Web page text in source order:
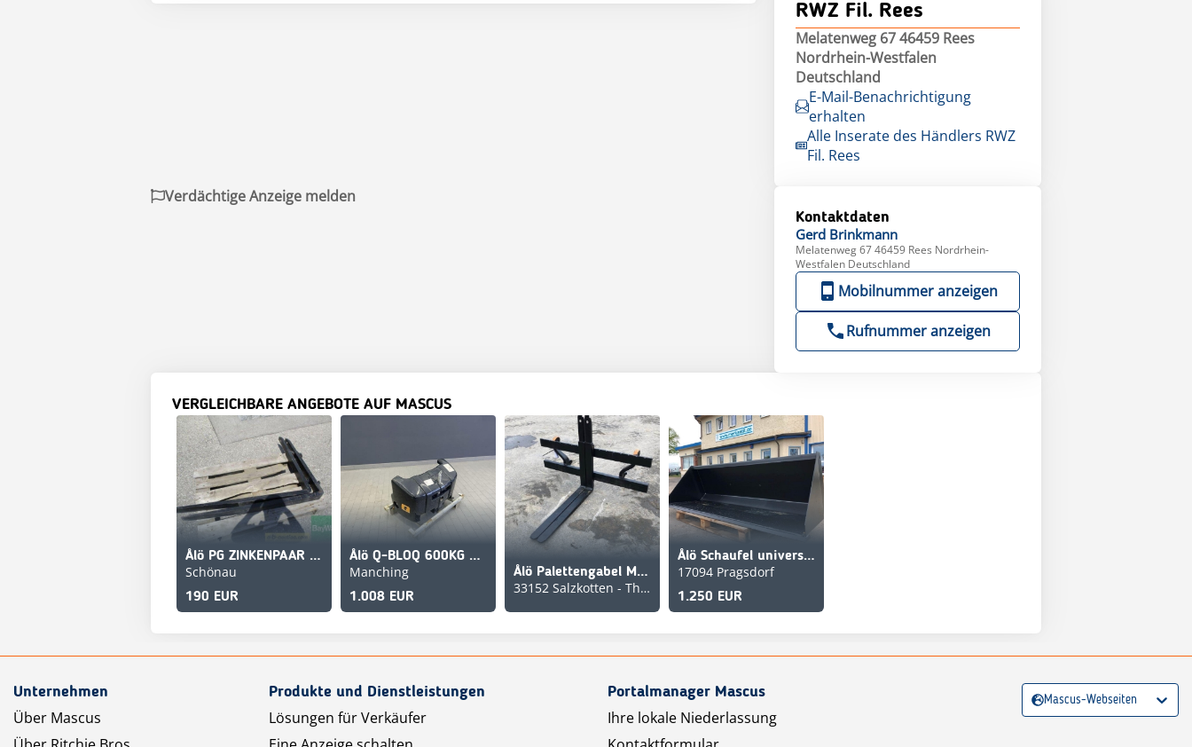
RWZ Fil. Rees
Melatenweg 67 46459 Rees
Nordrhein-Westfalen
Deutschland
E-Mail-Benachrichtigung
erhalten
Alle Inserate des Händlers RWZ
Fil. Rees
Kontaktdaten
Gerd Brinkmann
Melatenweg 67 46459 Rees Nordrhein-
Westfalen Deutschland
Mobilnummer anzeigen
Rufnummer anzeigen
Verdächtige Anzeige melden
VERGLEICHBARE ANGEBOTE AUF MASCUS
Ålö PG ZINKENPAAR L=1220 1600KG
Schönau
190 EUR
Ålö Q-BLOQ 600KG ADD-ON
Manching
1.008 EUR
Ålö Palettengabel M 1400 EURO
33152 Salzkotten - Thüle
Ålö Schaufel universal 2,10 m Euro NEU
17094 Pragsdorf
1.250 EUR
Unternehmen
Über Mascus
Produkte und Dienstleistungen
Lösungen für Verkäufer
Portalmanager Mascus
Ihre lokale Niederlassung
Mascus-Webseiten